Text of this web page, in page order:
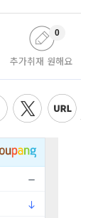
추가취재 원해요
0